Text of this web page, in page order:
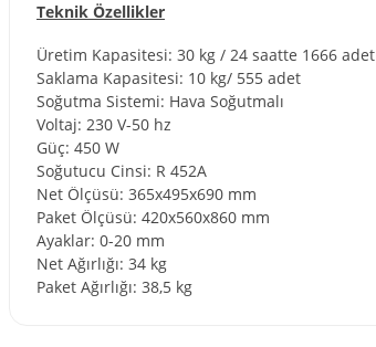
Teknik Özellikler
Üretim Kapasitesi: 30 kg / 24 saatte 1666 adet
Saklama Kapasitesi: 10 kg/ 555 adet
Soğutma Sistemi: Hava Soğutmalı
Voltaj: 230 V-50 hz
Güç: 450 W
Soğutucu Cinsi: R 452A
Net Ölçüsü: 365x495x690 mm
Paket Ölçüsü: 420x560x860 mm
Ayaklar: 0-20 mm
Net Ağırlığı: 34 kg
Paket Ağırlığı: 38,5 kg